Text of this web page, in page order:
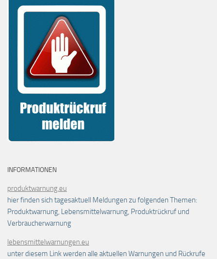
INFORMATIONEN
produktwarnung.eu
hier finden sich tagesaktuell Meldungen zu folgenden Themen:
Produktwarnung, Lebensmittelwarnung, Produktrückruf und
Verbraucherwarnung
lebensmittelwarnungen.eu
unter diesem Link werden alle aktuellen Warnungen und Rückrufe